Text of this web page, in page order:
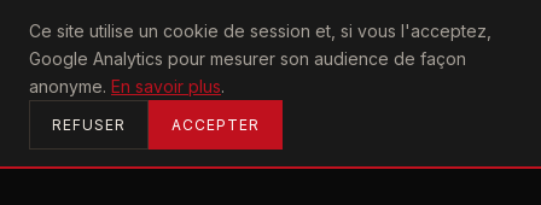
Ce site utilise un cookie de session et, si vous l'acceptez,
Google Analytics pour mesurer son audience de façon
anonyme. En savoir plus.
REFUSER ACCEPTER
U2achtung
ACCUEIL